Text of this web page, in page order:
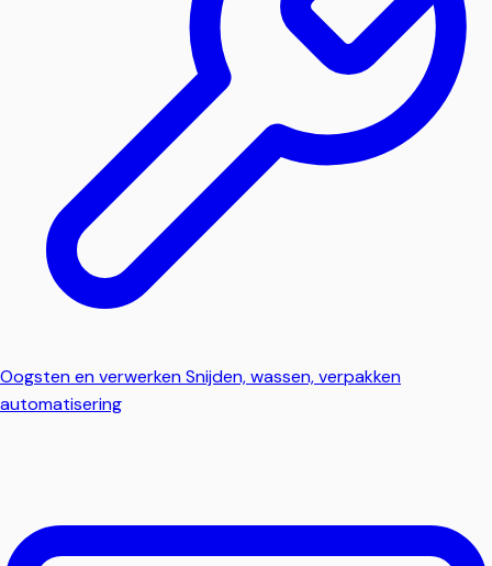
Oogsten en verwerkenSnijden, wassen, verpakken
automatisering